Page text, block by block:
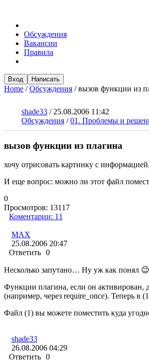
Обсуждения
Вакансии
Правила
Вход Написать
Home /Обсуждения /вызов функции из
shade33 / 25.08.2006 11:42
Обсуждения /01. Проблемы и
вызов функции из плагина
хочу отрисовать картинку с
И еще вопрос: можно ли этот файл
0
Просмотров: 13117
Коментарии: 11
MAX
25.08.2006 20:47
Ответить 0
Несколько запутано… Ну уж как понял 😉
Функции плагина, если он активирован,
(например, через require_once). Теперь в
Файл (1) вы можете поместить куда
shade33
26.08.2006 04:29
Ответить 0